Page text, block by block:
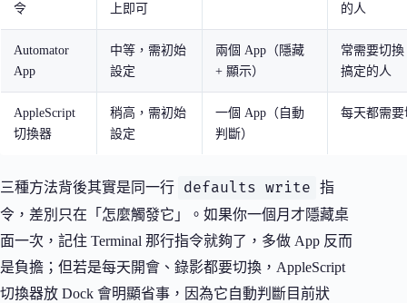
令
上即可
的人
Automator
App
中等，需初始
設定
兩個 App（隱藏
+ 顯示）
常需要切
搞定的人
AppleScript
切換器
稍高，需初始
設定
一個 App（自動
判斷）
每天都需
三種方法背後其實是同一行 defaults write
指
令，差別只在「怎麼觸發它」。如果你一個月才隱藏桌
面一次，記住 Terminal 那行指令就夠了，多做 App 反而
是負擔；但若是每天開會、錄影都要切換，AppleScript
切換器放 Dock 會明顯省事，因為它自動判斷目前狀